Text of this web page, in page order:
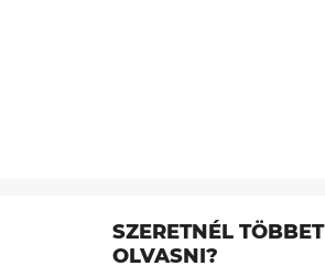
SZERETNÉL TÖBBET
OLVASNI?